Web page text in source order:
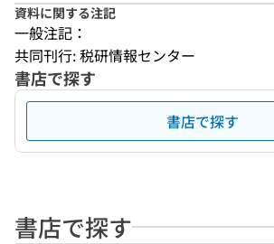
資料に関する注記
一般注記：
共同刊行: 税研情報センター
書店で探す
書店で探す
書店で探す